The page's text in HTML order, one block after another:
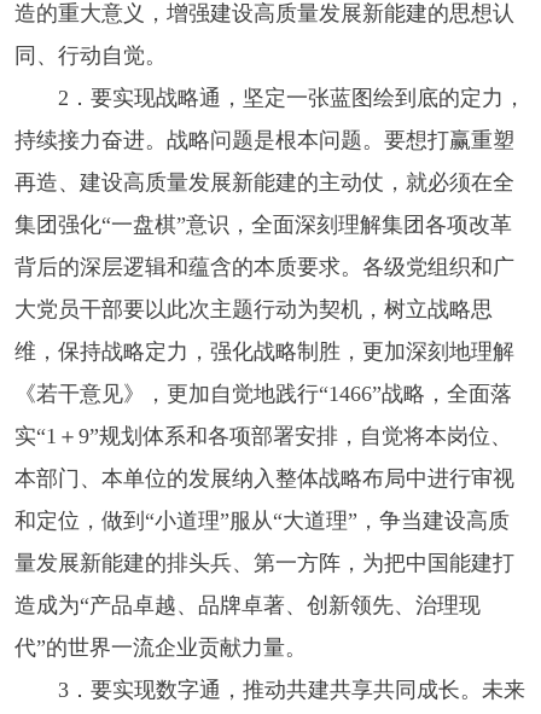
造的重大意义，增强建设高质量发展新能建的思想认
同、行动自觉。
2．要实现战略通，坚定一张蓝图绘到底的定力，
持续接力奋进。战略问题是根本问题。要想打赢重塑
再造、建设高质量发展新能建的主动仗，就必须在全
集团强化“一盘棋”意识，全面深刻理解集团各项改革
背后的深层逻辑和蕴含的本质要求。各级党组织和广
大党员干部要以此次主题行动为契机，树立战略思
维，保持战略定力，强化战略制胜，更加深刻地理解
《若干意见》，更加自觉地践行“1466”战略，全面落
实“1＋9”规划体系和各项部署安排，自觉将本岗位、
本部门、本单位的发展纳入整体战略布局中进行审视
和定位，做到“小道理”服从“大道理”，争当建设高质
量发展新能建的排头兵、第一方阵，为把中国能建打
造成为“产品卓越、品牌卓著、创新领先、治理现
代”的世界一流企业贡献力量。
3．要实现数字通，推动共建共享共同成长。未来